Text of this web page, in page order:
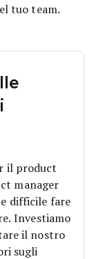
tuo team.
il product
manager
difficile fare
Investiamo
il nostro
sugli